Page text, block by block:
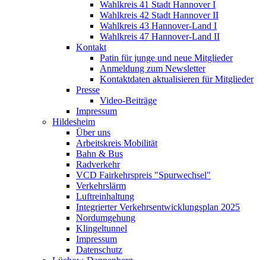
Wahlkreis 41 Stadt Hannover I
Wahlkreis 42 Stadt Hannover II
Wahlkreis 43 Hannover-Land I
Wahlkreis 47 Hannover-Land II
Kontakt
Patin für junge und neue Mitglieder
Anmeldung zum Newsletter
Kontaktdaten aktualisieren für Mitglieder
Presse
Video-Beiträge
Impressum
Hildesheim
Über uns
Arbeitskreis Mobilität
Bahn & Bus
Radverkehr
VCD Fairkehrspreis "Spurwechsel"
Verkehrslärm
Luftreinhaltung
Integrierter Verkehrsentwicklungsplan 2025
Nordumgehung
Klingeltunnel
Impressum
Datenschutz